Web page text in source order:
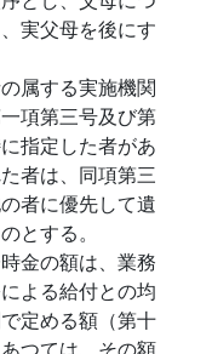
実父母を後にす
属する実施機関
項第三号及び第
指定した者があ
者は、同項第三
者に優先して遺
とする。
金の額は、業務
よる給付との均
定める額（第十